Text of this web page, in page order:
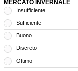
MERCATO INVERNALE
Insufficiente
Sufficiente
Buono
Discreto
Ottimo